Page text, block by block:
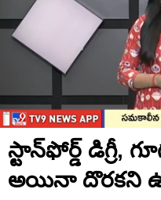
seconds
of
minutes,
స్టాన్‌ఫోర్డ్ డిగ్రీ,
అయినా దొరకని